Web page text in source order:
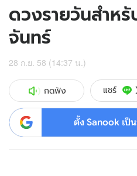
ดวงรายวันสำห
จันทร์
28 ก.ย. 58 (14:37 น.)
กดฟัง แชร์
ตั้ง Sanook เป็